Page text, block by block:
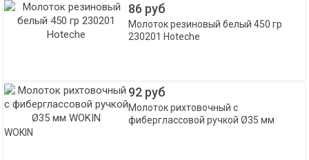
86 руб
Молоток резиновый белый 450 гр
230201 Hoteche
92 руб
Молоток рихтовочный с
фиберглассовой ручкой Ø35 мм
WOKIN